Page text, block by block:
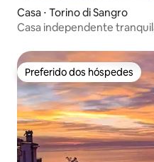
Casa ⋅ Torino di Sangro
Casa independente
Preferido dos hóspedes
Preferido dos hóspedes